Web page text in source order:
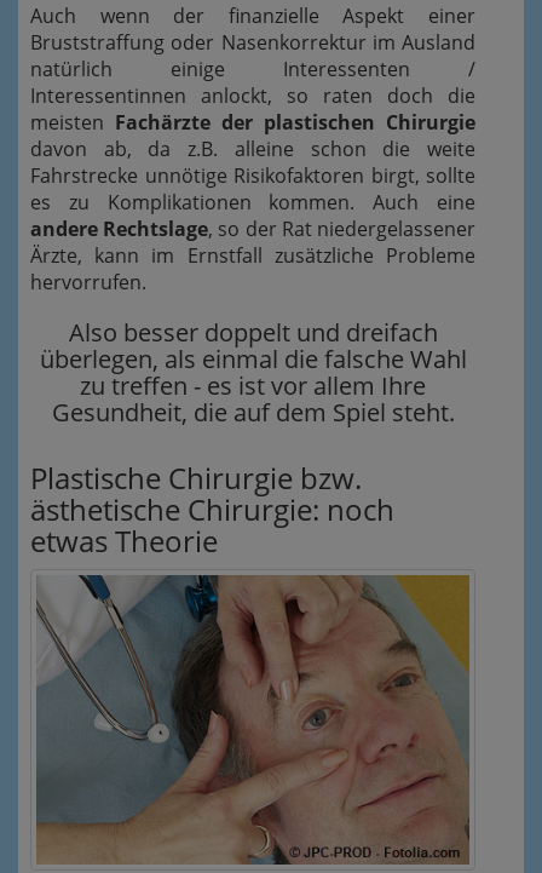
Auch wenn der finanzielle Aspekt einer
Bruststraffung oder Nasenkorrektur im Ausland
natürlich einige Interessenten /
Interessentinnen anlockt, so raten doch die
meisten Fachärzte der plastischen Chirurgie
davon ab, da z.B. alleine schon die weite
Fahrstrecke unnötige Risikofaktoren birgt, sollte
es zu Komplikationen kommen. Auch eine
andere Rechtslage, so der Rat niedergelassener
Ärzte, kann im Ernstfall zusätzliche Probleme
hervorrufen.
Also besser doppelt und dreifach
überlegen, als einmal die falsche Wahl
zu treffen - es ist vor allem Ihre
Gesundheit, die auf dem Spiel steht.
Plastische Chirurgie bzw.
ästhetische Chirurgie: noch
etwas Theorie